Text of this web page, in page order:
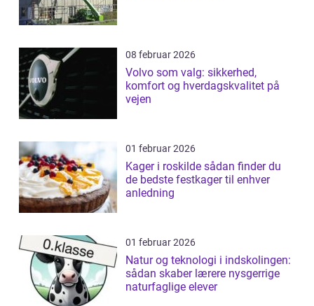
08 februar 2026
Volvo som valg: sikkerhed,
komfort og hverdagskvalitet på
vejen
01 februar 2026
Kager i roskilde sådan finder du
de bedste festkager til enhver
anledning
01 februar 2026
Natur og teknologi i indskolingen:
sådan skaber lærere nysgerrige
naturfaglige elever